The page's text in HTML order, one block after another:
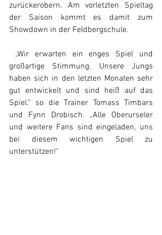
zurückerobern. Am vorletzten Spieltag
der Saison kommt es damit zum
Showdown in der Feldbergschule.
großartige Stimmung. Unsere Jungs
haben sich in den letzten Monaten sehr
gut entwickelt und sind heiß auf das
Spiel.“ so die Trainer Tomass Timbars
und Fynn Drobisch. „Alle Oberurseler
und weitere Fans sind eingeladen, uns
bei diesem wichtigen Spiel zu
unterstützen!“